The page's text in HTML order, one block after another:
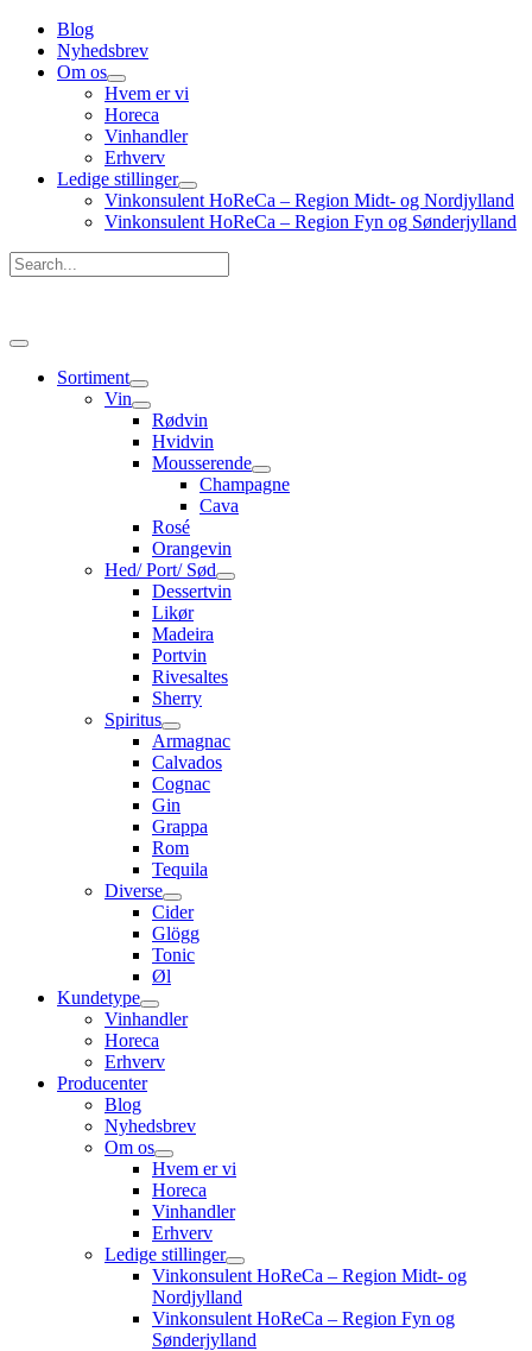
indholdet
Blog
Nyhedsbrev
Om os
Hvem er vi
Horeca
Vinhandler
Erhverv
Ledige stillinger
Vinkonsulent HoReCa – Region Midt- og Nordjylland
Vinkonsulent HoReCa – Region Fyn og Sønderjylland
Search...
Hovedmenu
Sortiment
Vin
Rødvin
Hvidvin
Mousserende
Champagne
Cava
Rosé
Orangevin
Hed/ Port/ Sød
Dessertvin
Likør
Madeira
Portvin
Rivesaltes
Sherry
Spiritus
Armagnac
Calvados
Cognac
Gin
Grappa
Rom
Tequila
Diverse
Cider
Glögg
Tonic
Øl
Kundetype
Vinhandler
Horeca
Erhverv
Producenter
Blog
Nyhedsbrev
Om os
Hvem er vi
Horeca
Vinhandler
Erhverv
Ledige stillinger
Vinkonsulent HoReCa – Region Midt- og
Nordjylland
Vinkonsulent HoReCa – Region Fyn og
Sønderjylland